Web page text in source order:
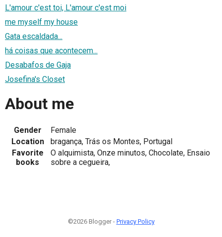
L'amour c'est toi, L'amour c'est moi
me myself my house
Gata escaldada...
há coisas que acontecem...
Desabafos de Gaja
Josefina's Closet
About me
Gender
Female
Location
bragança, Trás os Montes, Portugal
Favorite
books
O alquimista, Onze minutos, Chocolate, Ensaio
sobre a cegueira,
©2026 Blogger - Privacy Policy